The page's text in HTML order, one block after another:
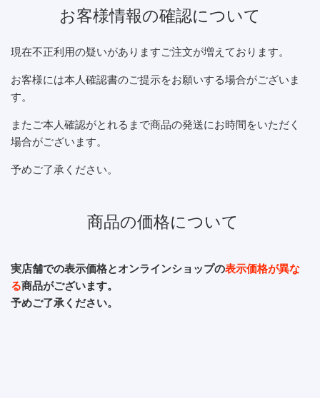
お客様情報の確認について
現在不正利用の疑いがありますご注文が増えております。
お客様には本人確認書のご提示をお願いする場合がございま
す。
またご本人確認がとれるまで商品の発送にお時間をいただく
場合がございます。
予めご了承ください。
商品の価格について
実店舗での表示価格とオンラインショップの表示価格が異な
る商品がございます。
予めご了承ください。